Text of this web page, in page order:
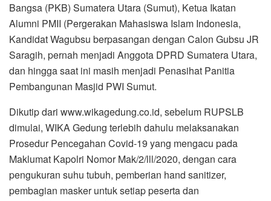
Bangsa (PKB) Sumatera Utara (Sumut), Ketua Ikatan
Alumni PMII (Pergerakan Mahasiswa Islam Indonesia,
Kandidat Wagubsu berpasangan dengan Calon Gubsu JR
Saragih, pernah menjadi Anggota DPRD Sumatera Utara,
dan hingga saat ini masih menjadi Penasihat Panitia
Pembangunan Masjid PWI Sumut.
Dikutip dari www.wikagedung.co.id, sebelum RUPSLB
dimulai, WIKA Gedung terlebih dahulu melaksanakan
Prosedur Pencegahan Covid-19 yang mengacu pada
Maklumat Kapolri Nomor Mak/2/lll/2020, dengan cara
pengukuran suhu tubuh, pemberian hand sanitizer,
pembagian masker untuk setiap peserta dan